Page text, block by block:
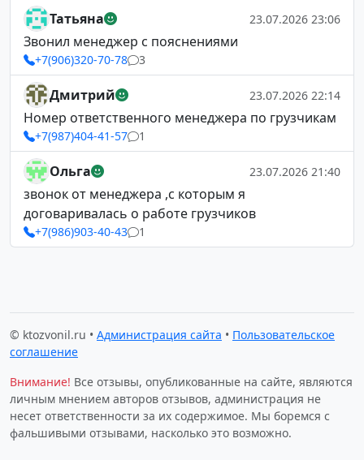
Татьяна 23.07.2026 23:06
Звонил менеджер с пояснениями
+7(906)320-70-78 3
Дмитрий 23.07.2026 22:14
Номер ответственного менеджера по грузчикам
+7(987)404-41-57 1
Ольга 23.07.2026 21:40
звонок от менеджера ,с которым я
договаривалась о работе грузчиков
+7(986)903-40-43 1
© ktozvonil.ru • Администрация сайта • Пользовательское
соглашение
Внимание! Все отзывы, опубликованные на сайте, являются
личным мнением авторов отзывов, администрация не
несет ответственности за их содержимое. Мы боремся с
фальшивыми отзывами, насколько это возможно.